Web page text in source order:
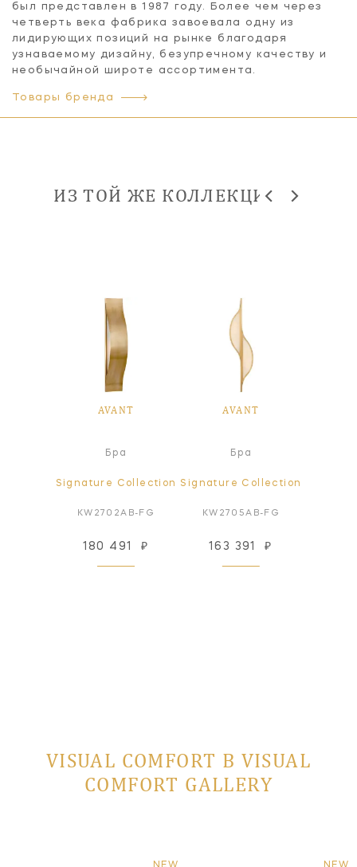
был представлен в 1987 году. Более чем через
четверть века фабрика завоевала одну из
лидирующих позиций на рынке благодаря
узнаваемому дизайну, безупречному качеству и
необычайной широте ассортимента.
Товары бренда
ИЗ ТОЙ ЖЕ КОЛЛЕКЦИИ
AVANT
Бра
Signature Collection
KW2702AB-FG
180 491 ₽
AVANT
Бра
Signature Collection
KW2705AB-FG
163 391 ₽
VISUAL COMFORT В VISUAL
COMFORT GALLERY
NEW NEW